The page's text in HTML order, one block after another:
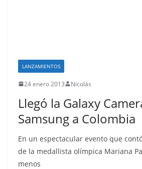
LANZAMIENTOS
24 enero 2013 Nicolás
Llegó la Galaxy
Samsung a Colombia
En un espectacular evento que
de la medallista olímpica Mariana
menos